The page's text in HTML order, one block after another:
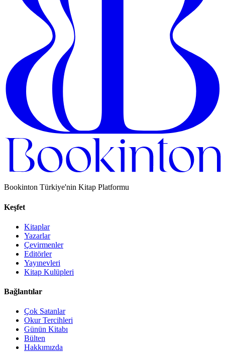
Bookinton Türkiye'nin Kitap Platformu
Keşfet
Kitaplar
Yazarlar
Çevirmenler
Editörler
Yayınevleri
Kitap Kulüpleri
Bağlantılar
Çok Satanlar
Okur Tercihleri
Günün Kitabı
Bülten
Hakkımızda